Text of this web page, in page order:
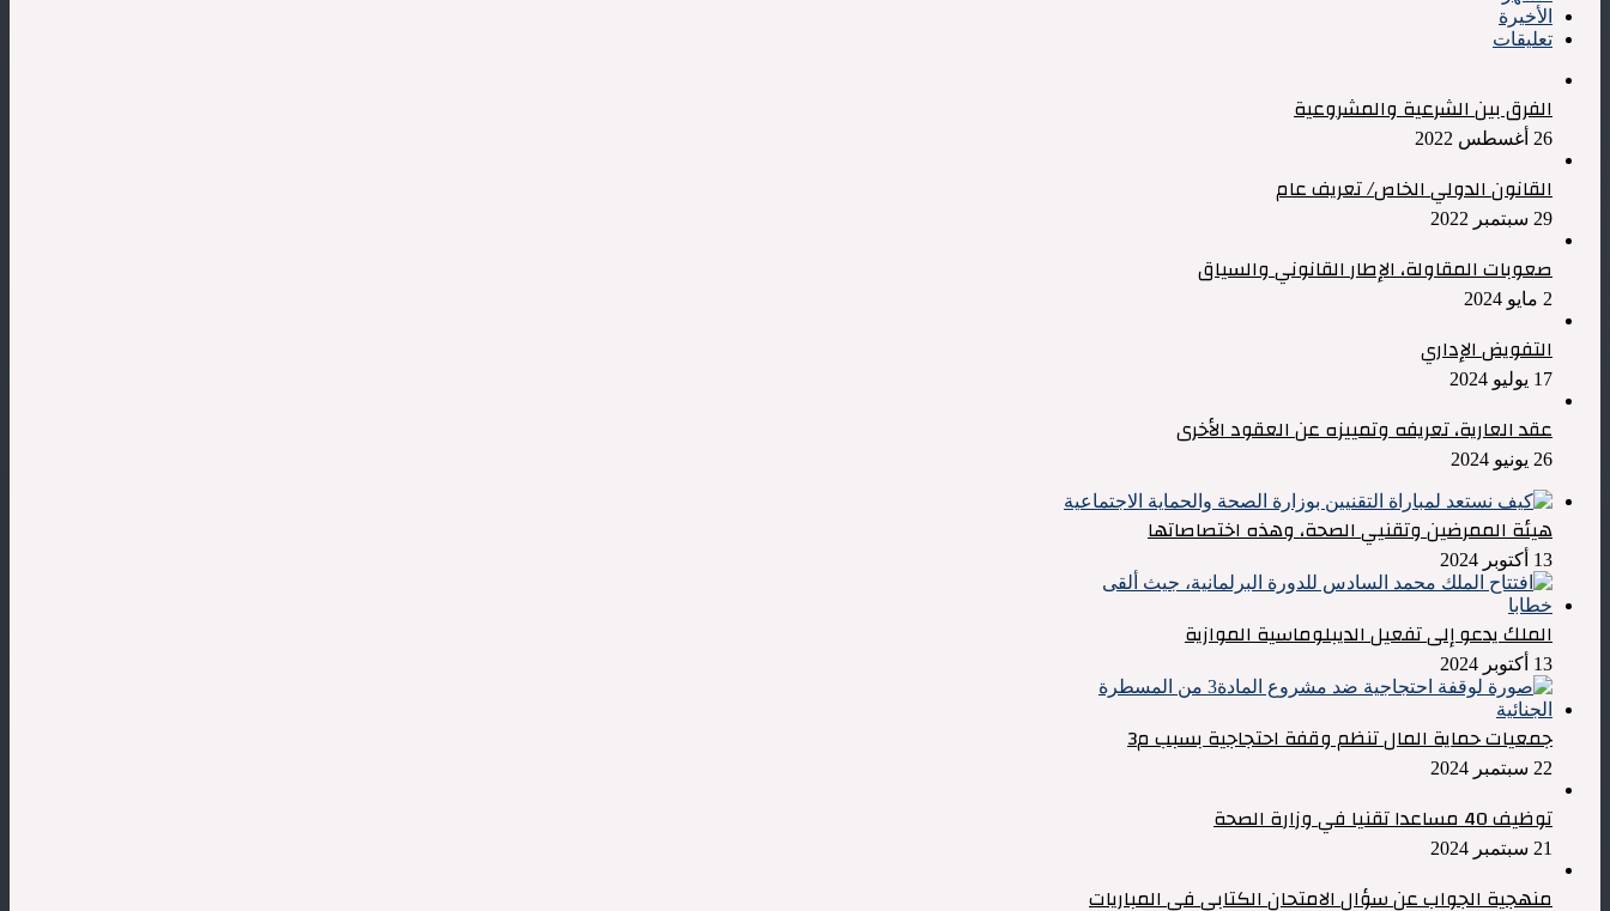
الأخيرة
تعليقات
الفرق بين الشرعية والمشروعية
26 أغسطس 2022
القانون الدولي الخاص/ تعريف عام
29 سبتمبر 2022
صعوبات المقاولة، الإطار القانوني والسياق
2 مايو 2024
التفويض الإداري
17 يوليو 2024
عقد العارية، تعريفه وتمييزه عن العقود الأخرى
26 يونيو 2024
هيئة الممرضين وتقنيي الصحة، وهذه اختصاصاتها
13 أكتوبر 2024
الملك يدعو إلى تفعيل الديبلوماسية الموازية
13 أكتوبر 2024
جمعيات حماية المال تنظم وقفة احتجاجية بسبب م3
22 سبتمبر 2024
توظيف 40 مساعدا تقنيا في وزارة الصحة
21 سبتمبر 2024
منهجية الجواب عن سؤال الامتحان الكتابي في المباريات